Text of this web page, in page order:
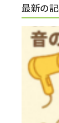
最新の